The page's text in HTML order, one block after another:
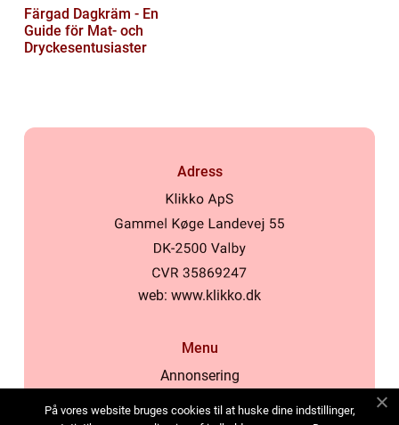
Färgad Dagkräm - En
Guide för Mat- och
Dryckesentusiaster
Adress
web: www.klikko.dk
Menu
Annonsering
På vores website bruges cookies til at huske dine indstillinger,